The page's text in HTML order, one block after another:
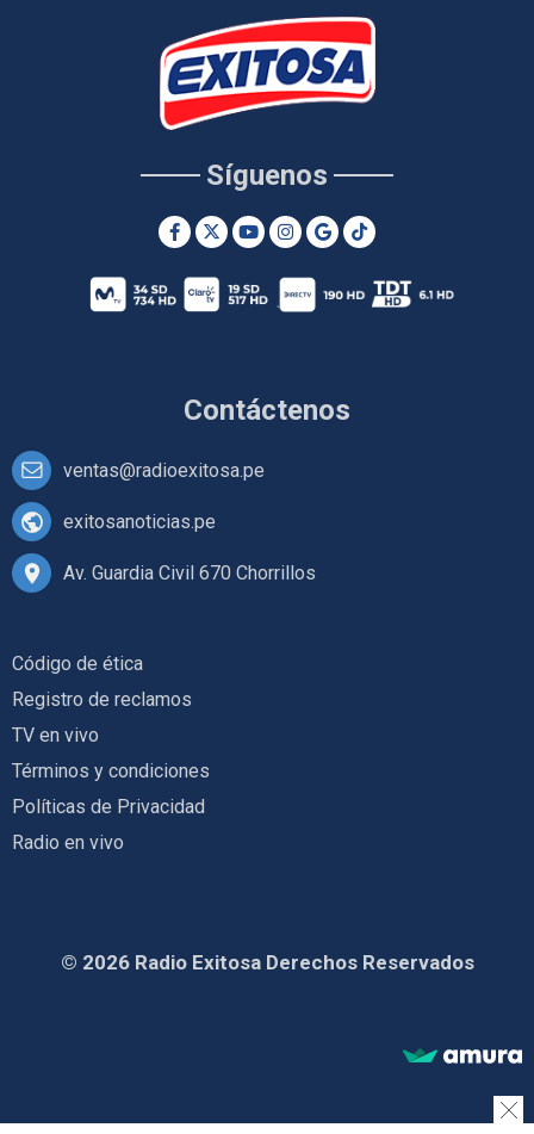
Contáctenos
ventas@radioexitosa.pe
exitosanoticias.pe
Av. Guardia Civil 670 Chorrillos
Síguenos
Código de ética
Registro de reclamos
TV en vivo
Términos y condiciones
Políticas de Privacidad
Radio en vivo
© 2026 Radio Exitosa Derechos Reservados